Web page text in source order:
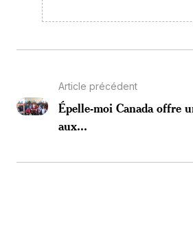
Article précédent
Épelle-moi Canada offre
aux...